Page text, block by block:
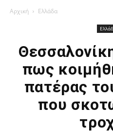
Αρχική Ελλάδα
πως
πατέρας
που